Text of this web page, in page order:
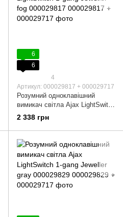
6
6
4
Артикул: 000029817 + 000029717
Розумний одноклавішний
вимикач світла Ajax LightSwitch
1-gang Jeweller fog 000029817
2 338 грн